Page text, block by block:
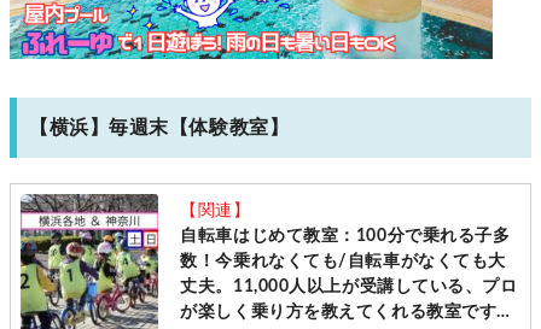
【横浜】毎週末【体験教室】
【関連】
自転車はじめて教室：100分で乗れる子多
数！今乗れなくても/自転車がなくても大
丈夫。11,000人以上が受講している、プロ
が楽しく乗り方を教えてくれる教室です